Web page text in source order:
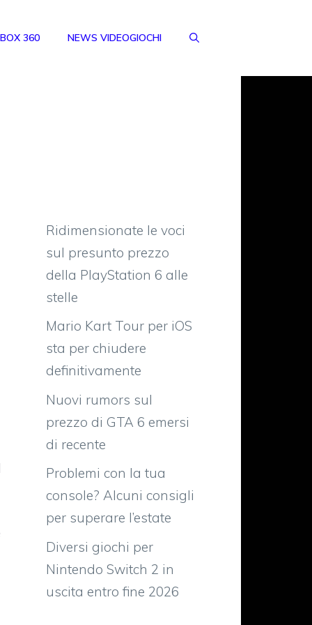
360 NEWS VIDEOGIOCHI
Ridimensionate le voci
sul presunto prezzo
della PlayStation 6 alle
stelle
Mario Kart Tour per iOS
sta per chiudere
definitivamente
Nuovi rumors sul
prezzo di GTA 6 emersi
di recente
Problemi con la tua
console? Alcuni consigli
per superare l’estate
Diversi giochi per
Nintendo Switch 2 in
uscita entro fine 2026